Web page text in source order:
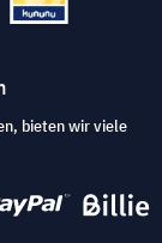
bieten wir viele